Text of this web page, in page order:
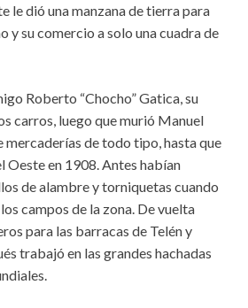
le dió una manzana de tierra para
y su comercio a solo una cuadra de
Roberto “Chocho” Gatica, su
carros, luego que murió Manuel
mercaderías de todo tipo, hasta que
Oeste en 1908. Antes habían
de alambre y torniquetas cuando
campos de la zona. De vuelta
para las barracas de Telén y
trabajó en las grandes hachadas